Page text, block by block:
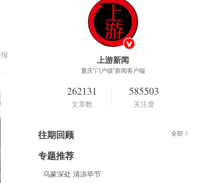
上游新闻
重庆“门户级”新闻客户端
262131
文章数
585503
关注度
往期回顾 全部
专题推荐
乌蒙深处 清凉毕节